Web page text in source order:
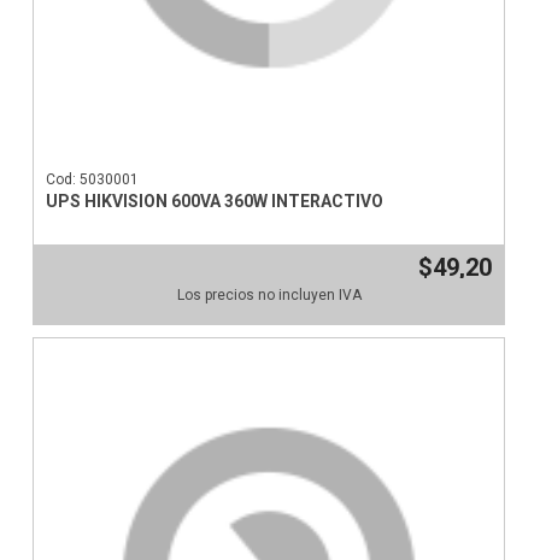
Cod: 5030001
UPS HIKVISION 600VA 360W INTERACTIVO
$49,20
Los precios no incluyen IVA